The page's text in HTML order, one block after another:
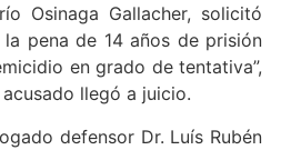
Osinaga Gallacher, solicitó
la pena de 14 años de prisión
en grado de tentativa”,
llegó a juicio.
defensor Dr. Luís Rubén